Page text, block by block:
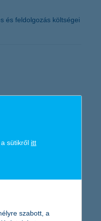
és feldolgozás költségei
ifjúsági index szerint. A
sütikről itt
szabott, a